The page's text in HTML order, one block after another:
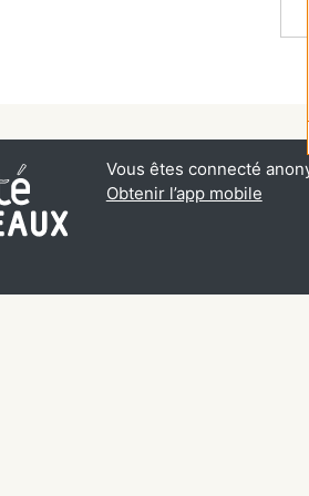
Vous êtes connecté
Obtenir l’app mobile